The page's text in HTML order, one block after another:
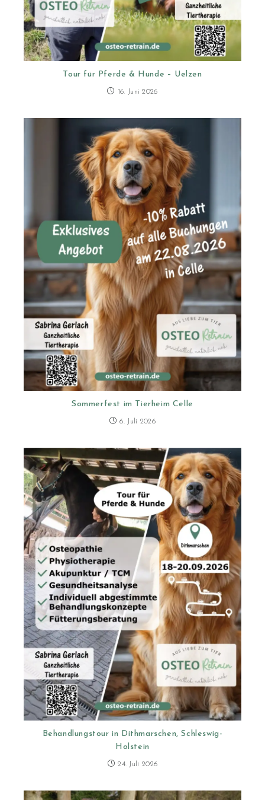
Tour für Pferde & Hunde – Uelzen
16. Juni 2026
Sommerfest im Tierheim Celle
6. Juli 2026
Behandlungstour in Dithmarschen, Schleswig-
Holstein
24. Juli 2026